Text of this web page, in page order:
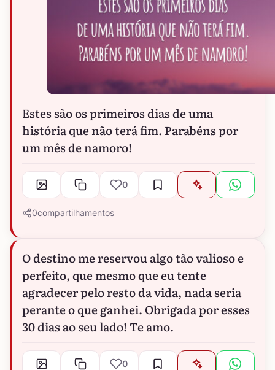
Estes são os primeiros dias de uma
história que não terá fim. Parabéns por
um mês de namoro!
0
0compartilhamentos
O destino me reservou algo tão valioso e
perfeito, que mesmo que eu tente
agradecer pelo resto da vida, nada seria
perante o que ganhei. Obrigada por esses
30 dias ao seu lado! Te amo.
0